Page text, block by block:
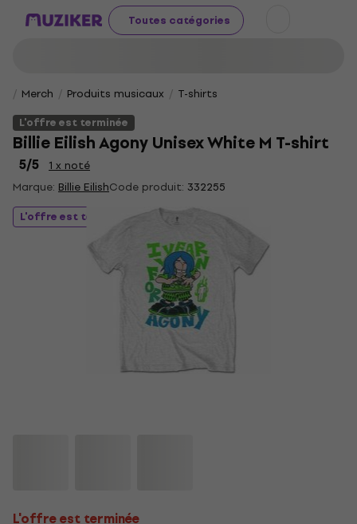
Toutes catégories
Merch Produits musicaux
T-shirts
L'offre est terminée
Billie Eilish Agony Unisex White M T-shirt
5/5
1 x noté
Marque: Billie EilishCode produit: 332255
L'offre est terminée
L'offre est terminée